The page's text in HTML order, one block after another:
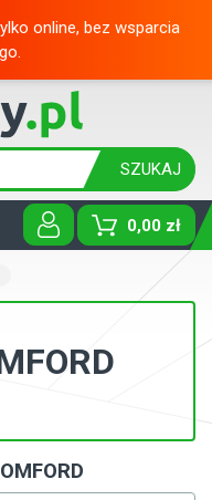
online, bez wsparcia
SZUKAJ
0,00 zł